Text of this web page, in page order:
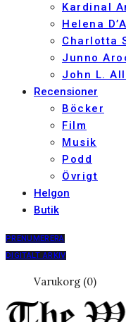
Kardinal
Helena
Charlotta
Junno
John L.
Recensioner
Böcker
Film
Musik
Podd
Övrigt
Helgon
Butik
PRENUMERERA
DIGITALT ARKIV
Varukorg (0)